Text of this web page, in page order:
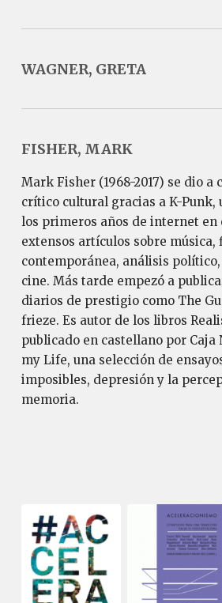
WAGNER, GRETA
FISHER, MARK
Mark Fisher (1968-2017) se dio a
crítico cultural gracias a K-Punk,
los primeros años de internet en
extensos artículos sobre música,
contemporánea, análisis
cine. Más tarde empezó a
diarios de prestigio como The
frieze. Es autor de los libros
publicado en castellano por Caja
my Life, una selección de
imposibles, depresión y la
memoria.